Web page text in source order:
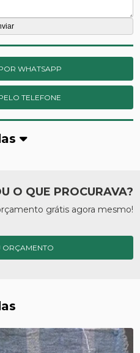
WHATSAPP
TELEFONE
O QUE PROCURAVA?
grátis agora mesmo!
ORÇAMENTO